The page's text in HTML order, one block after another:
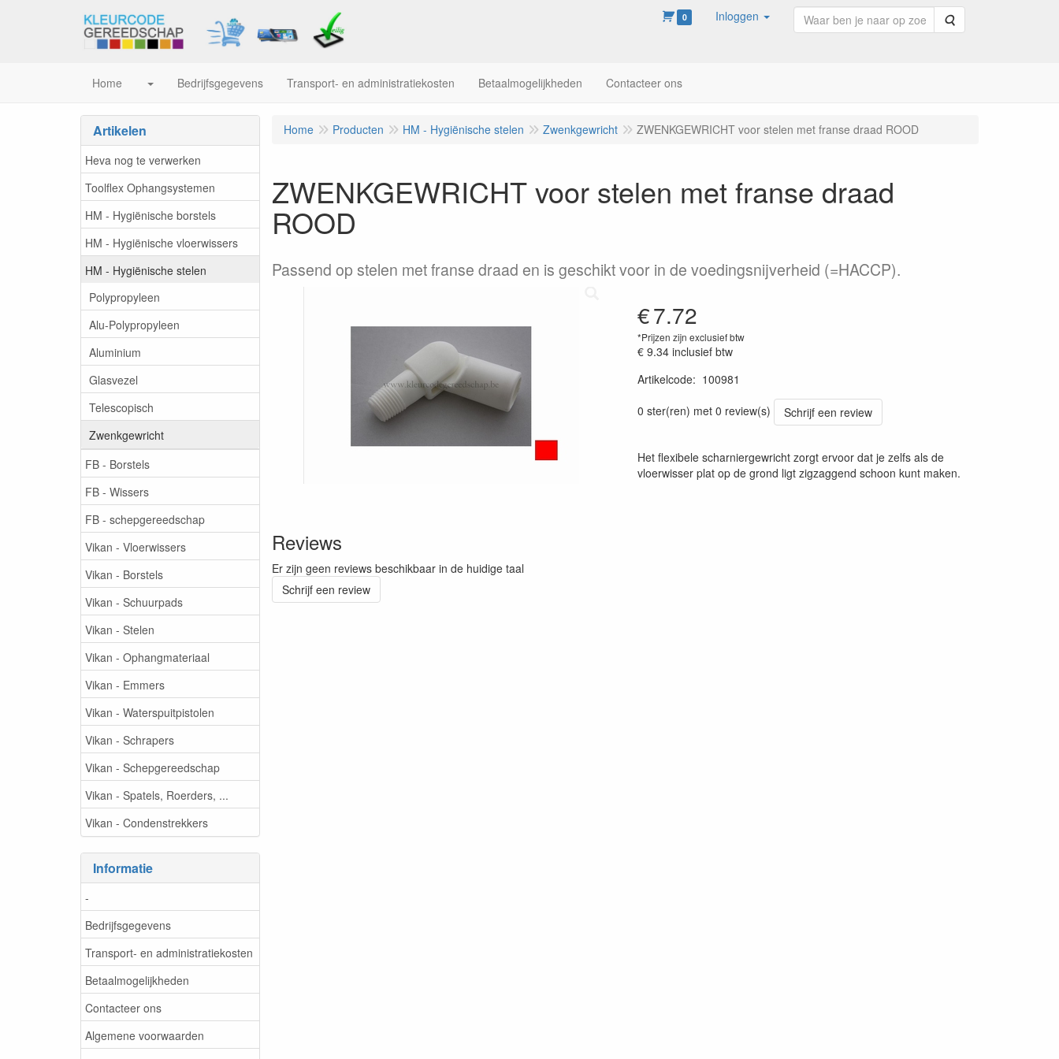
0 Inloggen Zoeken
Home Bedrijfsgegevens Transport- en administratiekosten Betaalmogelijkheden Contacteer ons
Artikelen
Heva nog te verwerken
Toolflex Ophangsystemen
HM - Hygiënische borstels
HM - Hygiënische vloerwissers
HM - Hygiënische stelen
Polypropyleen
Alu-Polypropyleen
Aluminium
Glasvezel
Telescopisch
Zwenkgewricht
FB - Borstels
FB - Wissers
FB - schepgereedschap
Vikan - Vloerwissers
Vikan - Borstels
Vikan - Schuurpads
Vikan - Stelen
Vikan - Ophangmateriaal
Vikan - Emmers
Vikan - Waterspuitpistolen
Vikan - Schrapers
Vikan - Schepgereedschap
Vikan - Spatels, Roerders, ...
Vikan - Condenstrekkers
Informatie
-
Bedrijfsgegevens
Transport- en administratiekosten
Betaalmogelijkheden
Contacteer ons
Algemene voorwaarden
Home Producten HM - Hygiënische stelen Zwenkgewricht ZWENKGEWRICHT voor stelen met franse draad ROOD
ZWENKGEWRICHT voor stelen met franse draad
ROOD
Passend op stelen met franse draad en is geschikt voor in de voedingsnijverheid (=HACCP).
€7.72
*Prijzen zijn exclusief btw
€ 9.34 inclusief btw
Artikelcode: 100981
0 ster(ren) met 0 review(s)
Schrijf een review
Het flexibele scharniergewricht zorgt ervoor dat je zelfs als de
vloerwisser plat op de grond ligt zigzaggend schoon kunt maken.
Reviews
Er zijn geen reviews beschikbaar in de huidige taal
Schrijf een review